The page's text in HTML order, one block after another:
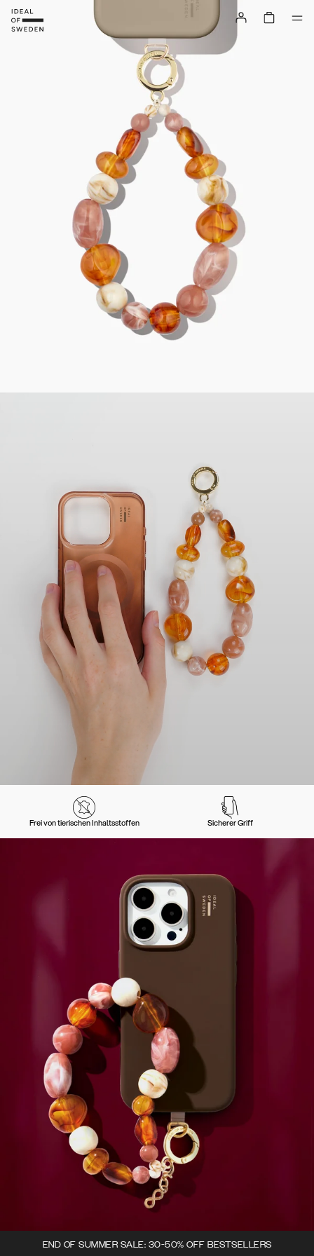
Frei von tierischen Inhaltsstoffen Sicherer Griff
END OF SUMMER SALE: 30-50% OFF BESTSELLERS